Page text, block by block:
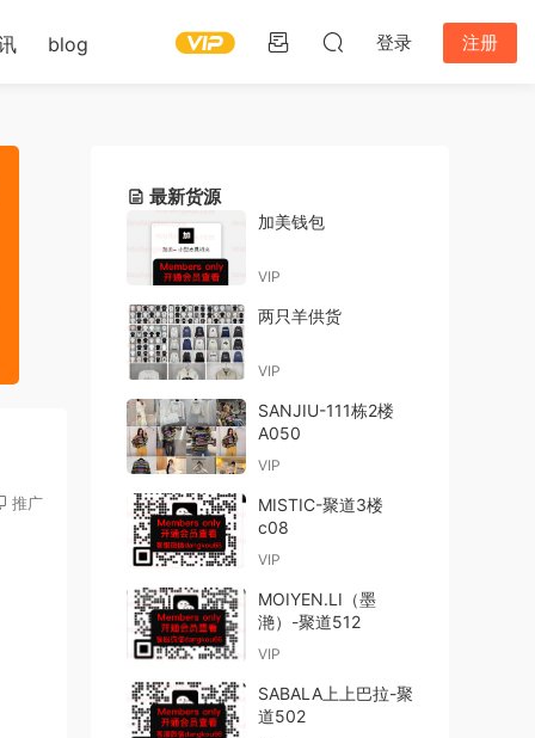
blog 登录 注册
推广
最新货源
加美钱包
VIP
两只羊供货
VIP
SANJIU-111栋2楼
A050
VIP
MISTIC-聚道3楼
c08
VIP
MOIYEN.LI（墨
滟）-聚道512
VIP
SABALA上上巴拉-聚
道502